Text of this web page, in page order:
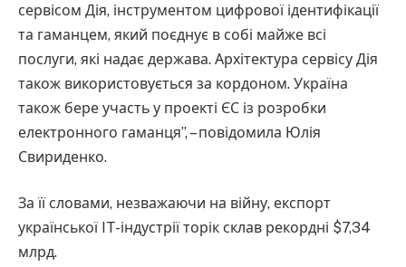
сервісом Дія, інструментом цифрової ідентифікації
та гаманцем, який поєднує в собі майже всі
послуги, які надає держава. Архітектура сервісу Дія
також використовується за кордоном. Україна
також бере участь у проекті ЄС із розробки
електронного гаманця”, – повідомила Юлія
Свириденко.
За її словами, незважаючи на війну, експорт
української IT-індустрії торік склав рекордні $7,34
млрд.